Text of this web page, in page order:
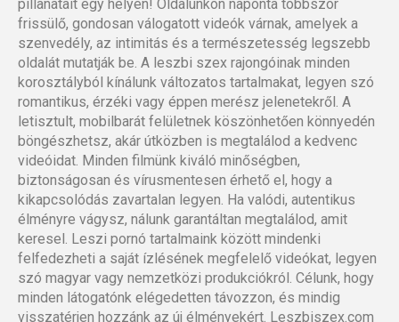
pillanatait egy helyen! Oldalunkon naponta többször
frissülő, gondosan válogatott videók várnak, amelyek a
szenvedély, az intimitás és a természetesség legszebb
oldalát mutatják be. A leszbi szex rajongóinak minden
korosztályból kínálunk változatos tartalmakat, legyen szó
romantikus, érzéki vagy éppen merész jelenetekről. A
letisztult, mobilbarát felületnek köszönhetően könnyedén
böngészhetsz, akár útközben is megtalálod a kedvenc
videóidat. Minden filmünk kiváló minőségben,
biztonságosan és vírusmentesen érhető el, hogy a
kikapcsolódás zavartalan legyen. Ha valódi, autentikus
élményre vágysz, nálunk garantáltan megtalálod, amit
keresel. Leszi pornó tartalmaink között mindenki
felfedezheti a saját ízlésének megfelelő videókat, legyen
szó magyar vagy nemzetközi produkciókról. Célunk, hogy
minden látogatónk elégedetten távozzon, és mindig
visszatérjen hozzánk az új élményekért. Leszbiszex.com